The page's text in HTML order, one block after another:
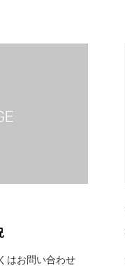
はお問い合わせ